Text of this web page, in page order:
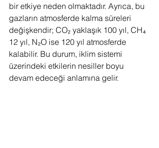
bir etkiye neden olmaktadır. Ayrıca, bu
gazların atmosferde kalma süreleri
değişkendir; CO₂ yaklaşık 100 yıl, CH₄
12 yıl, N₂O ise 120 yıl atmosferde
kalabilir. Bu durum, iklim sistemi
üzerindeki etkilerin nesiller boyu
devam edeceği anlamına gelir.